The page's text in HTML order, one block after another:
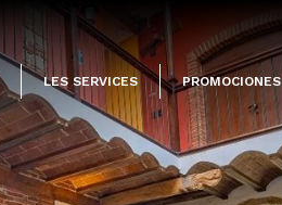
LES SERVICES PROMOCIONES